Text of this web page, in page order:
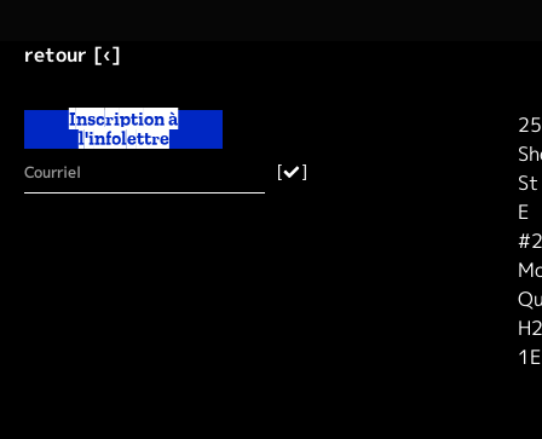
retour [‹]
Inscription à
l'infolettre
[ ]
St
E